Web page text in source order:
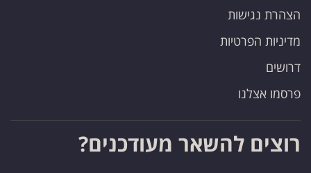
הצהרת נגישות
מדיניות הפרטיות
דרושים
פרסמו אצלנו
רוצים להשאר מעודכנים?